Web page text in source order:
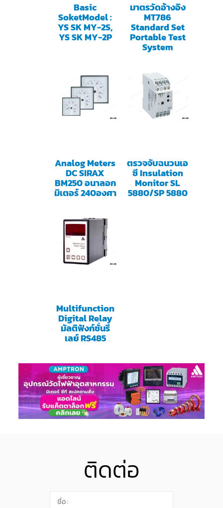
Basic
SoketModel :
YS SK MY-2S,
YS SK MY-2P
มาตรวัดอ้างอิง
MT786
Standard Set
Portable Test
System
Analog Meters
DC SIRAX
BM250 อนาลอก
มิเตอร์ 240องศา
ตรวจจับฉนวนเอ
ซี Insulation
Monitor SL
5880/SP 5880
Multifunction
Digital Relay
มัลติฟังก์ชั่นรี
เลย์ RS485
ติดต่อ